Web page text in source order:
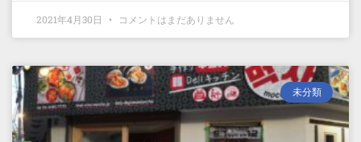
2021年4月30日 コメントはまだありません
未分類